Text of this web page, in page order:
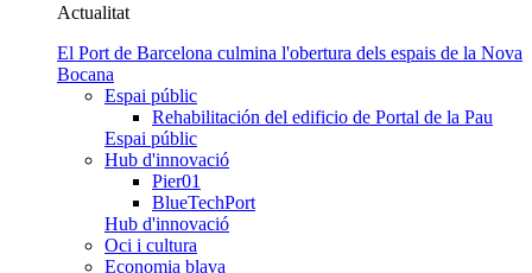
Actualitat
El Port de Barcelona culmina l'obertura dels espais de la Nova
Bocana
Espai públic
Rehabilitación del edificio de Portal de la Pau
Espai públic
Hub d'innovació
Pier01
BlueTechPort
Hub d'innovació
Oci i cultura
Economia blava